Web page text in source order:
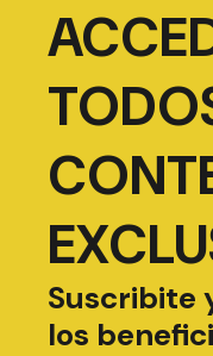
Suscribite
los